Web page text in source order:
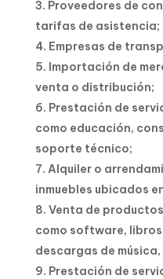
Proveedores de
tarifas de asistencia;
Empresas de
Importación de
venta o distribución;
Prestación de
como educación,
soporte técnico;
Alquiler o
inmuebles ubicados
Venta de
como software,
descargas de música,
Prestación de